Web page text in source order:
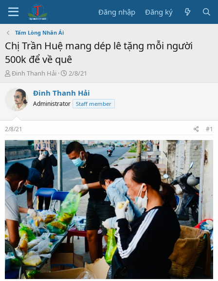
Đăng nhập Đăng ký
Tấm Lòng Nhân Ái
Chị Trần Huệ mang dép lê tặng mỗi người
500k để về quê
T
e
a
s
t
a
r
t
e
Đinh Thanh Hải
N
à
b
ầ
u
2/8/21
Đinh Thanh Hải
Administrator Staff member
2/8/21 #1